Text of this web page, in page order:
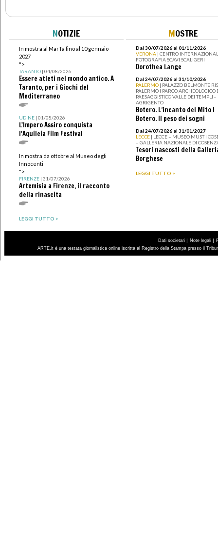
NOTIZIE
In mostra al MarTa fino al 10 gennaio
2027
">
TARANTO| 04/08/2026
Essere atleti nel mondo antico. A
Taranto, per i Giochi del
Mediterraneo
UDINE| 01/08/2026
L'Impero Assiro conquista
l'Aquileia Film Festival
In mostra da ottobre al Museo degli
Innocenti
">
FIRENZE| 31/07/2026
Artemisia a Firenze, il racconto
della rinascita
LEGGI TUTTO >
MOSTRE
Dal 30/07/2026 al 01/11/2026
VERONA | CENTRO
FOTOGRAFIA SCAVI SCALIGERI
Dorothea Lange
Dal 24/07/2026 al 31/10/2026
PALERMO | PALAZZO BELMONTE
PALERMO I PARCO ARCHEOLOGICO
PAESAGGISTICO VALLE DEI TEMPLI -
AGRIGENTO
Botero. L’incanto del Mito I
Botero. Il peso dei sogni
Dal 24/07/2026 al 31/01/2027
LECCE | LECCE – MUSEO MUST I
– GALLERIA NAZIONALE DI
Tesori nascosti della
Borghese
LEGGI TUTTO >
Dati societari | Note legali |
ARTE.it è una testata giornalistica online iscritta al Registro della Stampa presso il